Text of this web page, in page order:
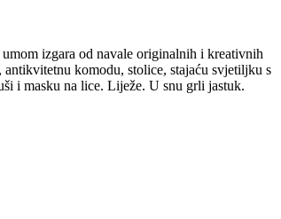
izgara od navale originalnih i kreativnih
komodu, stolice, stajaću svjetiljku s
i masku na lice. Liježe. U snu grli jastuk.